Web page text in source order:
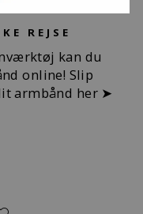
REJSE
kan du
online! Slip
armbånd her ➤